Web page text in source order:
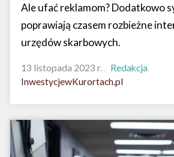
Ale ufać reklamom? Dodatkowo
poprawiają czasem rozbieżne
urzędów skarbowych.
13 listopada 2023 r.
Redakcja
InwestycjewKurortach.pl